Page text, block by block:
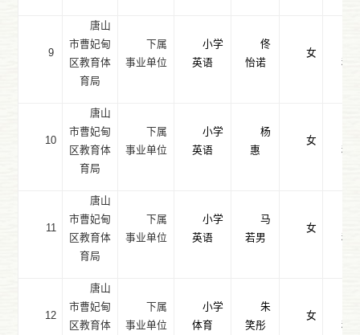
9
唐山
市曹妃甸
区教育体
育局
下属
事业单位
小学
英语
佟
怡诺
女
科
10
唐山
市曹妃甸
区教育体
育局
下属
事业单位
小学
英语
杨
惠
女
科
11
唐山
市曹妃甸
区教育体
育局
下属
事业单位
小学
英语
马
若男
女
科
12
唐山
市曹妃甸
区教育体
下属
事业单位
小学
体育
朱
笑彤
女
科